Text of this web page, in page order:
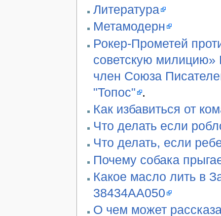
Литература
Метамодерн
Рокер-Прометей
советскую
член Союза
"Топос" .
Как избавиться от
Что делать если
Что делать, если
Почему собака
Какое масло лить в
38434AA050
О чем может